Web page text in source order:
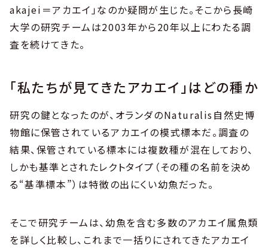
akajei＝アカエイ」なのか疑問が生じた。そこから長崎
大学の研究チームは2003年から20年以上にわたる調
査を続けてきた。
「私たちが見てきたアカエイ」はどの種か
研究の鍵となったのが、オランダのNaturalis自然史博
物館に保管されているアカエイの模式標本だ。調査の
結果、保管されている標本には複数種が混在しており、
しかも基準とされたレクトタイプ（その種の名前を決め
る“基準標本”）は特徴の出にくい幼魚だった。
そこで研究チームは、幼魚を含む多数のアカエイ属魚類
を詳しく比較し、これまで一括りにされてきたアカエイ